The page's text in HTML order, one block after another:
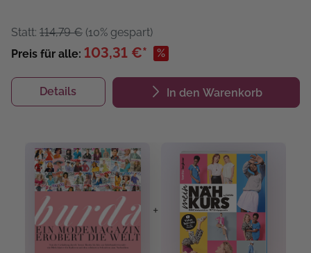
Statt: 114,79 € (10% gespart)
Preis für alle: 103,31 €* %
Details In den Warenkorb
+